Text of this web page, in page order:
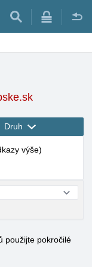
Druh
výše)
použijte pokročilé